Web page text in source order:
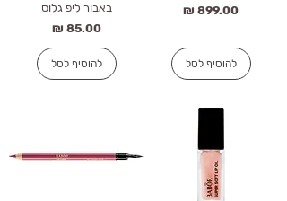
מחיר
להוסיף לסל
באבור ליפ גלוס
מחיר‏85.00 ‏₪
להוסיף לסל